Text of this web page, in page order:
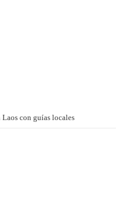
Laos con guías locales